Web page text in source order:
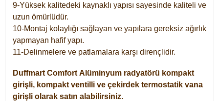
9-Yüksek kalitedeki kaynaklı yapısı sayesinde kaliteli ve
uzun ömürlüdür.
10-Montaj kolaylığı sağlayan ve yapılara gereksiz ağırlık
yapmayan hafif yapı.
11-Delinmelere ve patlamalara karşı dirençlidir.
Duffmart Comfort Alüminyum radyatörü kompakt
girişli, kompakt ventilli ve çekirdek termostatik vana
girişli olarak satın alabilirsiniz.